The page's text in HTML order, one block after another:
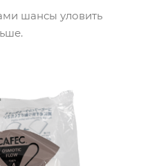
шансы уловить